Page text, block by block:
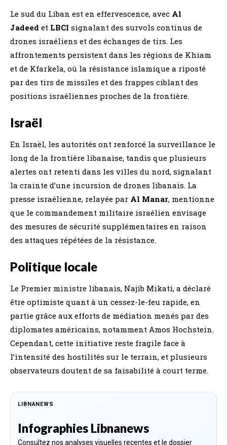
Le sud du Liban est en effervescence, avec Al
Jadeed et LBCI signalant des survols continus de
drones israéliens et des échanges de tirs. Les
affrontements persistent dans les régions de Khiam
et de Kfarkela, où la résistance islamique a riposté
par des tirs de missiles et des frappes ciblant des
positions israéliennes proches de la frontière.
Israël
En Israël, les autorités ont renforcé la surveillance le
long de la frontière libanaise, tandis que plusieurs
alertes ont retenti dans les villes du nord, signalant
la crainte d’une incursion de drones libanais. La
presse israélienne, relayée par Al Manar, mentionne
que le commandement militaire israélien envisage
des mesures de sécurité supplémentaires en raison
des attaques répétées de la résistance.
Politique locale
Le Premier ministre libanais, Najib Mikati, a déclaré
être optimiste quant à un cessez-le-feu rapide, en
partie grâce aux efforts de médiation menés par des
diplomates américains, notamment Amos Hochstein.
Cependant, cette initiative reste fragile face à
l’intensité des hostilités sur le terrain, et plusieurs
observateurs doutent de sa faisabilité à court terme.
LIBNANEWS
Infographies Libnanews
Consultez nos analyses visuelles recentes et le dossier